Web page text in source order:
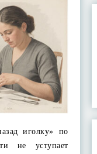
иголку» по
не уступает